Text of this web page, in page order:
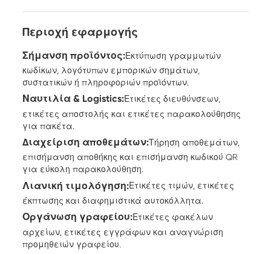
Περιοχή εφαρμογής
Σήμανση προϊόντος:Εκτύπωση γραμμωτών
κωδίκων, λογότυπων εμπορικών σημάτων,
συστατικών ή πληροφοριών προϊόντων.
Ναυτιλία & Logistics:Ετικέτες διευθύνσεων,
ετικέτες αποστολής και ετικέτες παρακολούθησης
για πακέτα.
Διαχείριση αποθεμάτων:Τήρηση αποθεμάτων,
επισήμανση αποθήκης και επισήμανση κωδικού QR
για εύκολη παρακολούθηση.
Λιανική τιμολόγηση:Ετικέτες τιμών, ετικέτες
έκπτωσης και διαφημιστικά αυτοκόλλητα.
Οργάνωση γραφείου:Ετικέτες φακέλων
αρχείων, ετικέτες εγγράφων και αναγνώριση
προμηθειών γραφείου.